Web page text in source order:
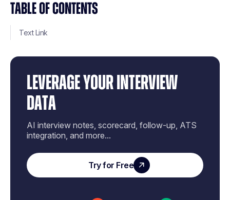
TABLE OF CONTENTS
Text Link
LEVERAGE YOUR INTERVIEW
DATA
AI interview notes, scorecard, follow-up, ATS
integration, and more...
Try for Free